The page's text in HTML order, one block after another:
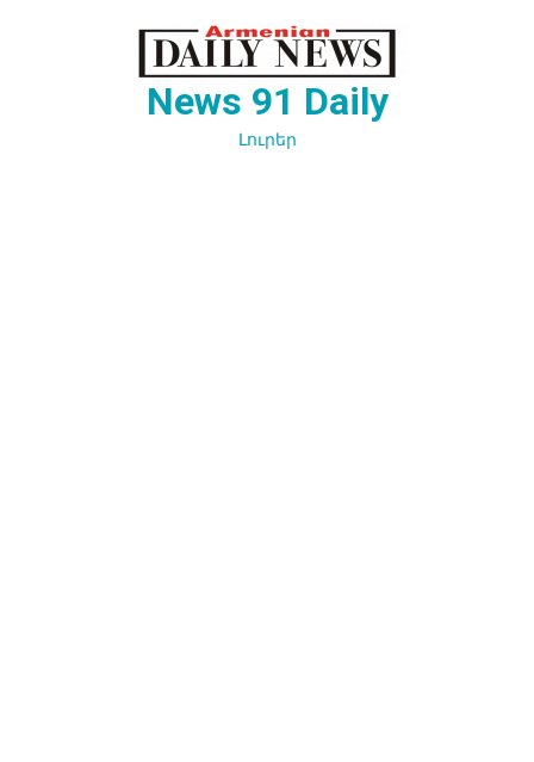
News 91 Daily
Լուրեր